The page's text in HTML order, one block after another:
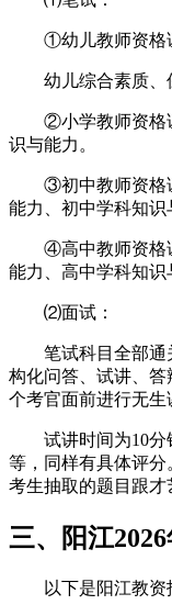
①幼儿教师资格
幼儿综合素质、
②小学教师资格
识与能力。
③初中教师资格
能力、初中学科知识
④高中教师资格
能力、高中学科知识
⑵面试：
笔试科目全部
构化问答、试讲、
个考官面前进行无生
试讲时间为10
等，同样有具体评分
考生抽取的题目跟才
三、阳江
以下是阳江教资